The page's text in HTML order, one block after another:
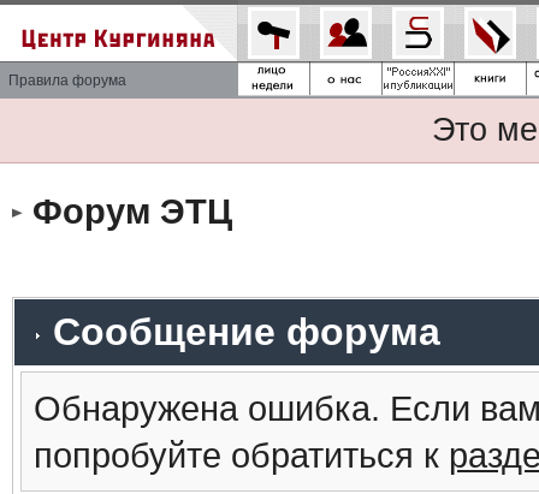
Правила форума
Это
Форум ЭТЦ
Сообщение форума
Обнаружена ошибка. Если
попробуйте обратиться к